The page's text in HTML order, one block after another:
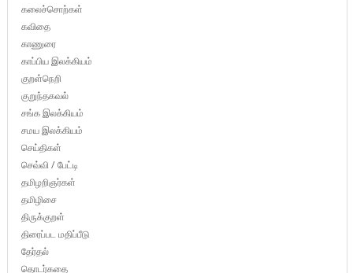
கலைச்சொற்கள்
கவிதை
காணுரை
காப்பிய இலக்கியம்
குறள்நெறி
குறுந்தகவல்
சங்க இலக்கியம்
சமய இலக்கியம்
செய்திகள்
செவ்வி / பேட்டி
தமிழறிஞர்கள்
தமிழிசை
திருக்குறள்
திரைப்பட மதிப்பீடு
தேர்தல்
தொடர்கதை